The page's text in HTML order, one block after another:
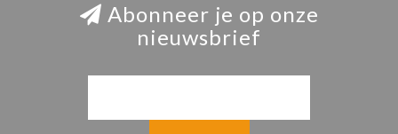
Abonneer je op onze
nieuwsbrief